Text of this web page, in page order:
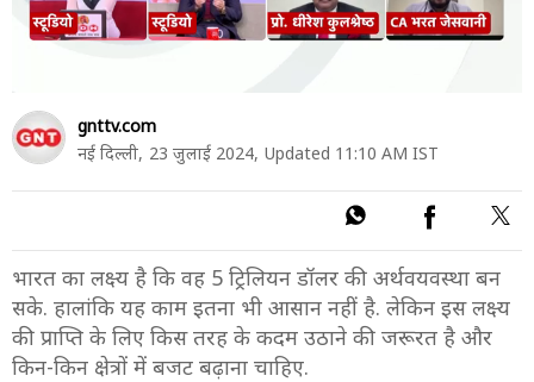
gnttv.com
नई दिल्ली, 23 जुलाई 2024, Updated 11:10 AM IST
भारत का लक्ष्य है कि वह 5 ट्रिलियन डॉलर की अर्थवयवस्था बन
सके. हालांकि यह काम इतना भी आसान नहीं है. लेकिन इस लक्ष्य
की प्राप्ति के लिए किस तरह के कदम उठाने की जरूरत है और
किन-किन क्षेत्रों में बजट बढ़ाना चाहिए.